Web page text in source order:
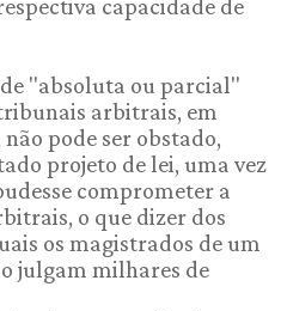
capacidade de
"absoluta ou parcial"
arbitrais, em
pode ser obstado,
projeto de lei, uma vez
comprometer a
o que dizer dos
os magistrados de um
julgam milhares de